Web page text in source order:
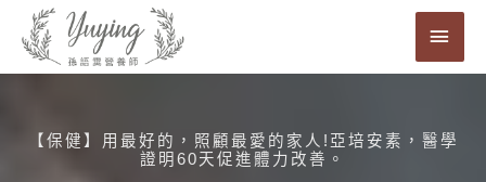
主
主
要
【保健】用最好的，照顧最愛的家人!亞培安素，醫學
證明60天促進體力改善。